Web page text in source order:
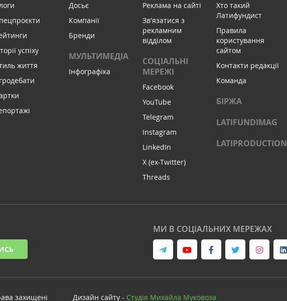
успіху
життя
Досьє
Компанії
Бренди
МУЛЬТИМЕДІА
Інфографіка
Реклама на сайті
Зв'язатися з
рекламним
відділом
СОЦІАЛЬНІ
МЕРЕЖІ
Facebook
YouTube
Telegram
Instagram
LinkedIn
X (ex-Twitter)
Threads
Хто такий
Латифундист
Правила
користування
сайтом
Контакти редакції
Команда
БІРЖА
LATIFUNDIMAG
LATIPRODUCTION
МИ В СОЦІАЛЬНИХ МЕРЕЖАХ
захищені Дизайн сайту - Cтудія Михайла Муковоза